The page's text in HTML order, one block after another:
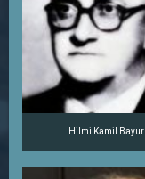
Hilmi Kamil Bayur